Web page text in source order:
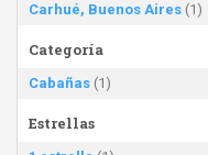
Carhué, Buenos Aires (1)
Categoría
Cabañas (1)
Estrellas